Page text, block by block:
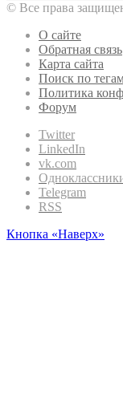
© Все права
О сайте
Обратная связь
Карта сайта
Поиск по
Политика
Форум
Twitter
LinkedIn
vk.com
Telegram
RSS
Кнопка «Наверх»